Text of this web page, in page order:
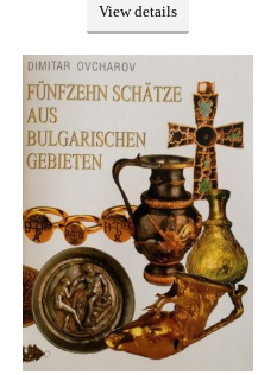
View details